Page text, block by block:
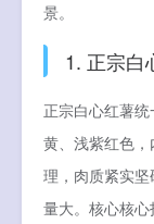
景。
1. 正宗白
正宗白心红薯
黄、浅紫红色
理，肉质紧实
量大。核心核